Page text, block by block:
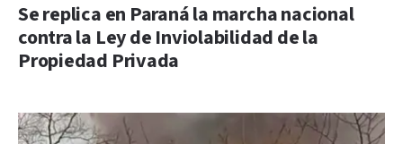
Se replica en Paraná la marcha nacional
contra la Ley de Inviolabilidad de la
Propiedad Privada